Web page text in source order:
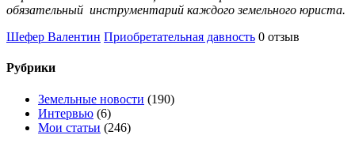
обязательный инструментарий каждого земельного юриста.
Шефер Валентин Приобретательная давность 0 отзыв
Рубрики
Земельные новости (190)
Интервью (6)
Мои статьи (246)